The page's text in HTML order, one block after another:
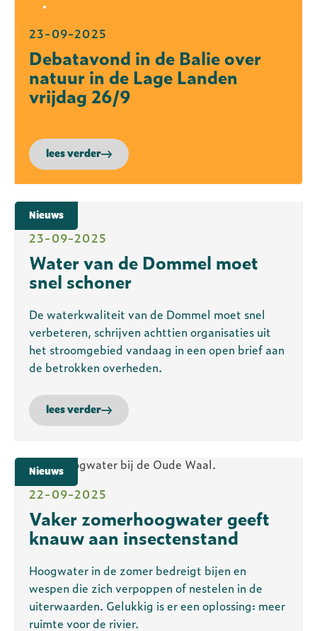
23-09-2025
Debatavond in de Balie over
natuur in de Lage Landen
vrijdag 26/9
lees verder
Nieuws
23-09-2025
Water van de Dommel moet
snel schoner
De waterkwaliteit van de Dommel moet snel
verbeteren, schrijven achttien organisaties uit
het stroomgebied vandaag in een open brief aan
de betrokken overheden.
lees verder
Nieuws
22-09-2025
Vaker zomerhoogwater geeft
knauw aan insectenstand
Hoogwater in de zomer bedreigt bijen en
wespen die zich verpoppen of nestelen in de
uiterwaarden. Gelukkig is er een oplossing: meer
ruimte voor de rivier.